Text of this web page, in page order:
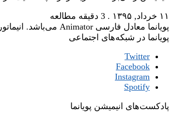
۱۱ خرداد, ۱۳۹۵
. 3 دقیقه مطالعه
پویانما معادل فارسی Animator می‌باشد. انیماتور به شخصی گفته می‌شود که وظیفه‌ی جان‌بخشی یا زنده‌نگاری شخصیت‌های یک فیلم انیمیشن را عهده‌دار است.
پویانما در شبکه‌های اجتماعی
Twitter
Facebook
Instagram
Spotify
پادکست‌های انیمیشن پویانما